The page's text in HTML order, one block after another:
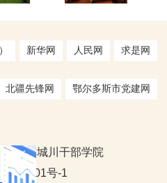
新华网 人民网 求是网
北疆先锋网 鄂尔多斯市党建网
内蒙古城川干部学院
号-1
×